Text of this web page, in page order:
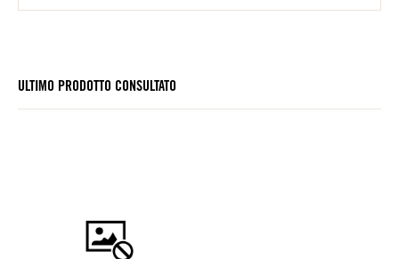
ULTIMO PRODOTTO CONSULTATO